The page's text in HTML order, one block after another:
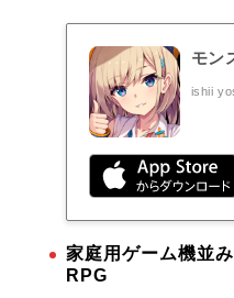
モン
ishii
家庭用ゲーム機並
RPG